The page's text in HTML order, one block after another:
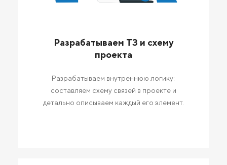
Разрабатываем ТЗ и схему
проекта
Разрабатываем внутреннюю логику:
составляем схему связей в проекте и
детально описываем каждый его элемент.